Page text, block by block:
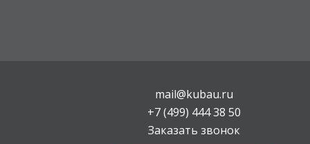
mail@kubau.ru
+7 (499) 444 38 50
Заказать звонок